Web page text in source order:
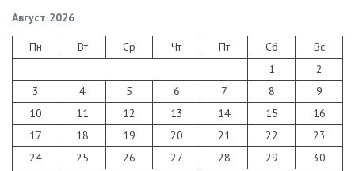
Август 2026
Пн Вт Ср Чт Пт Сб
Вс
1
2
3
4 5 6 7 8
9
10
11 12 13 14 15
16
17
18 19 20 21 22
23
24
25 26 27 28 29
30